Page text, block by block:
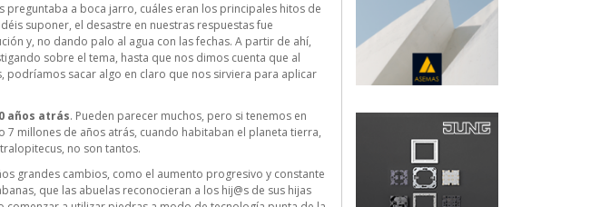
a boca jarro, cuáles eran los principales hitos de
suponer, el desastre en nuestras respuestas fue
y, no dando palo al agua con las fechas. A partir de ahí,
sobre el tema, hasta que nos dimos cuenta que al
sacar algo en claro que nos sirviera para aplicar
años atrás. Pueden parecer muchos, pero si tenemos en
7 millones de años atrás, cuando habitaban el planeta tierra,
no son tantos.
grandes cambios, como el aumento progresivo y constante
que las abuelas reconocieran a los hij@s de sus hijas